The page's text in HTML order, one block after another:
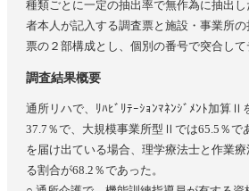
種類ごとに一定の抽出率で無作為に抽出
者本人が記入する調査票と施設・事業所
票の２部構成とし、個別の番号で突合して
調査結果概要
通所リハで、ﾘﾊﾋﾞﾘﾃｰｼｮﾝﾏﾈﾝｼﾞﾒﾝﾄ加算Ⅱ
37.7％で、大規模事業所型Ⅱでは65.5％で
を届け出ている場合、理学療法士と作業
る割合が68.2％であった。